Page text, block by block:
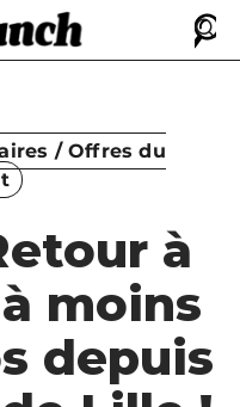
/ Offres du
à
moins
depuis